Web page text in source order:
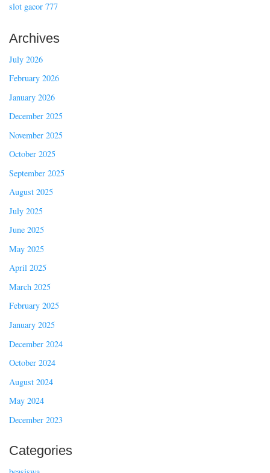
slot gacor 777
Archives
July 2026
February 2026
January 2026
December 2025
November 2025
October 2025
September 2025
August 2025
July 2025
June 2025
May 2025
April 2025
March 2025
February 2025
January 2025
December 2024
October 2024
August 2024
May 2024
December 2023
Categories